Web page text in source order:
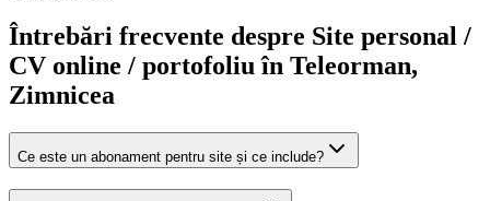
Întrebări frecvente despre Site personal /
CV online / portofoliu în Teleorman,
Zimnicea
Ce este un abonament pentru site și ce include?